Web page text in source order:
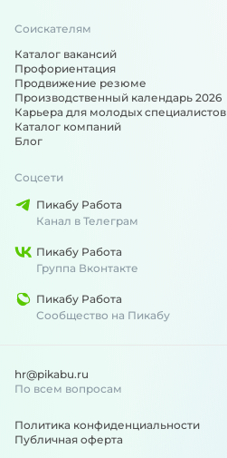
Соискателям
Каталог вакансий
Профориентация
Продвижение резюме
Производственный календарь 2026
Карьера для молодых специалистов
Каталог компаний
Блог
Соцсети
Пикабу Работа
Канал в Телеграм
Пикабу Работа
Группа Вконтакте
Пикабу Работа
Сообщество на Пикабу
hr@pikabu.ru
По всем вопросам
Политика конфиденциальности
Публичная оферта